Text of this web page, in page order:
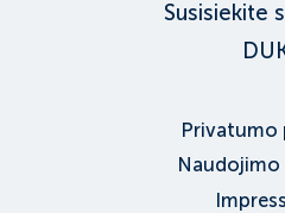
Susisiekite
Privatumo
Naudojimo